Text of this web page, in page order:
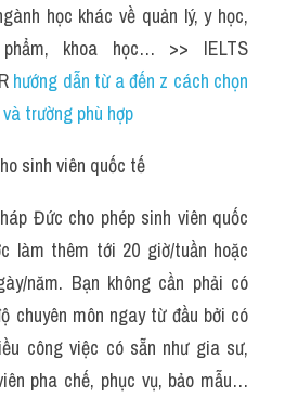
học khác về quản lý, y học,
khoa học… >> IELTS
hướng dẫn từ a đến z cách chọn
trường phù hợp
sinh viên quốc tế
Đức cho phép sinh viên quốc
làm thêm tới 20 giờ/tuần hoặc
năm. Bạn không cần phải có
chuyên môn ngay từ đầu bởi có
công việc có sẵn như gia sư,
pha chế, phục vụ, bảo mẫu…